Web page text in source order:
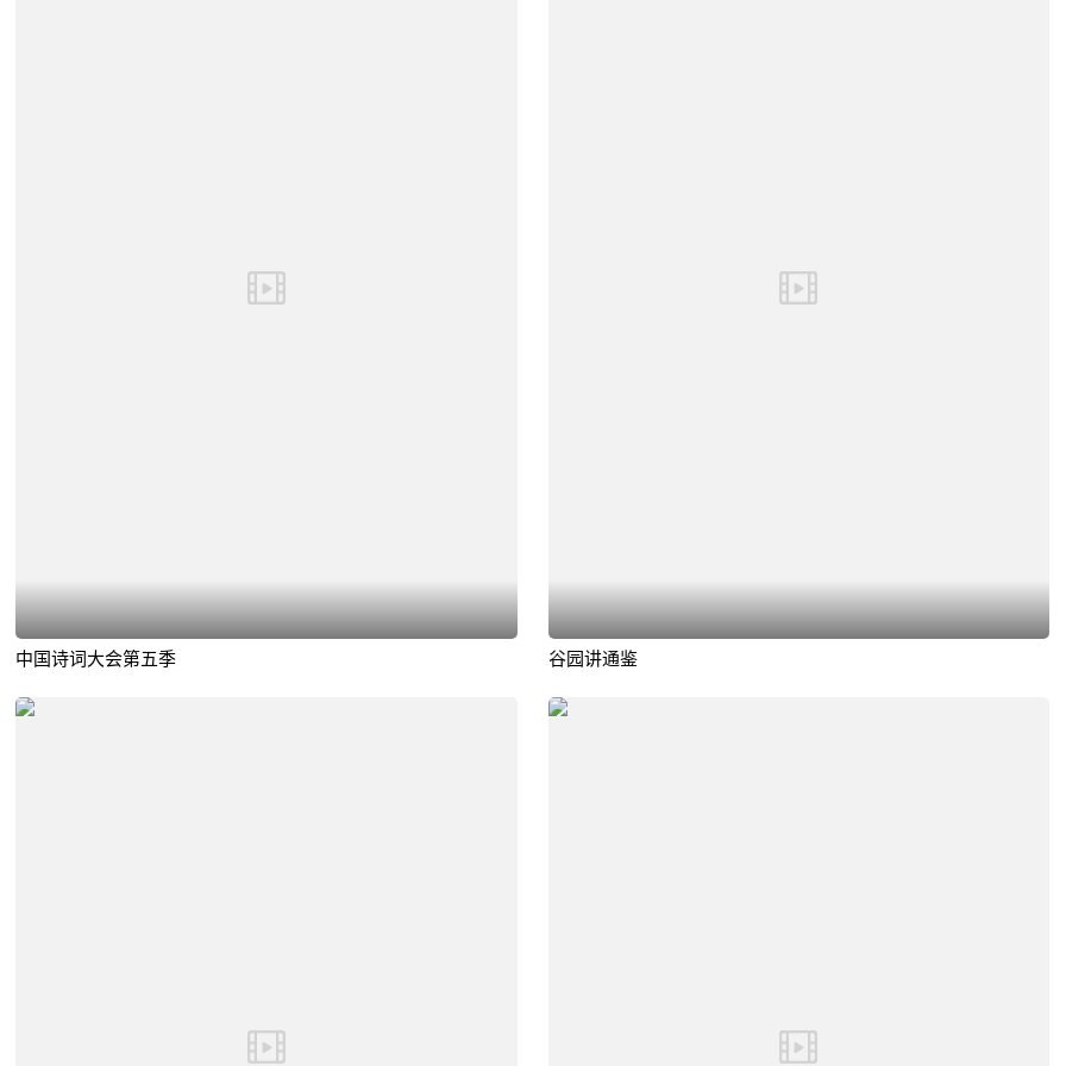
中国诗词大会第五季 谷园讲通鉴